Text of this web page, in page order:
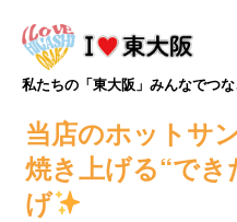
私たちの「東大阪」みんなでつな
当店のホットサ
焼き上げる“で
げ